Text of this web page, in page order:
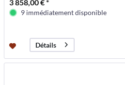
3 858,00 € *
9 immédiatement disponible
Détails